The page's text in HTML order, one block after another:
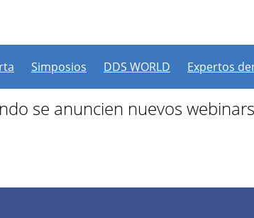
Simposios DDS WORLD Expertos
webinars
se anuncien nuevos